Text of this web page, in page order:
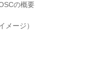
の概要
メージ）